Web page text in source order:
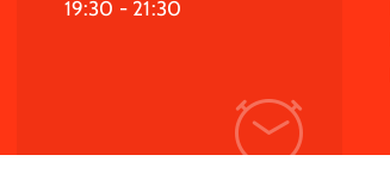
19:30 - 21:30